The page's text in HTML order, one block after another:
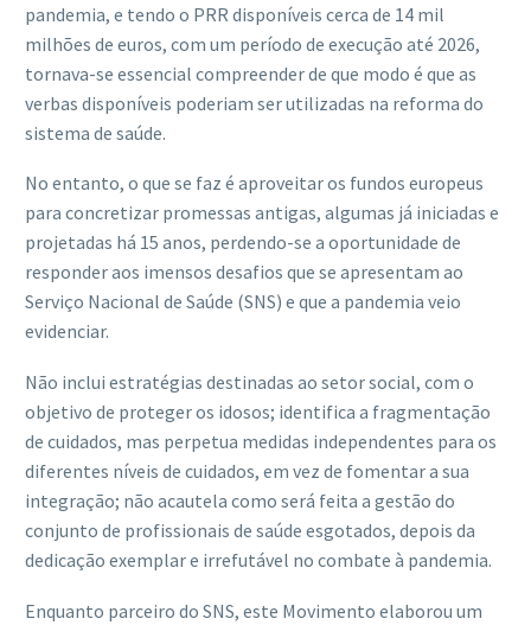
pandemia, e tendo o PRR disponíveis cerca de 14 mil
milhões de euros, com um período de execução até 2026,
tornava-se essencial compreender de que modo é que as
verbas disponíveis poderiam ser utilizadas na reforma do
sistema de saúde.
No entanto, o que se faz é aproveitar os fundos europeus
para concretizar promessas antigas, algumas já iniciadas e
projetadas há 15 anos, perdendo-se a oportunidade de
responder aos imensos desafios que se apresentam ao
Serviço Nacional de Saúde (SNS) e que a pandemia veio
evidenciar.
Não inclui estratégias destinadas ao setor social, com o
objetivo de proteger os idosos; identifica a fragmentação
de cuidados, mas perpetua medidas independentes para os
diferentes níveis de cuidados, em vez de fomentar a sua
integração; não acautela como será feita a gestão do
conjunto de profissionais de saúde esgotados, depois da
dedicação exemplar e irrefutável no combate à pandemia.
Enquanto parceiro do SNS, este Movimento elaborou um